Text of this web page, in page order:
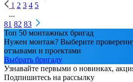
1 2 3 4 5
...
81 82 83
Топ 50 монтажных бригад
Нужен монтаж? Выберите
отзывами и проектами
Выбрать бригаду
Узнавайте первыми о новинках,
Подпишитесь на рассылку